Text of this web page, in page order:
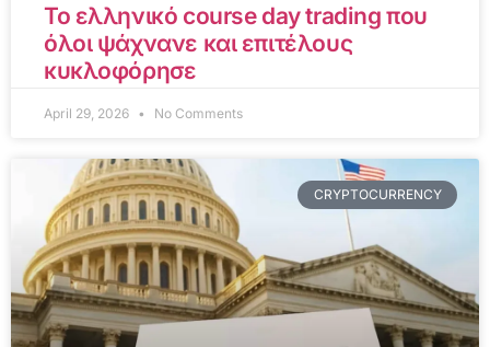
Το ελληνικό course day trading που
όλοι ψάχνανε και επιτέλους
κυκλοφόρησε
April 29, 2026 No Comments
CRYPTOCURRENCY